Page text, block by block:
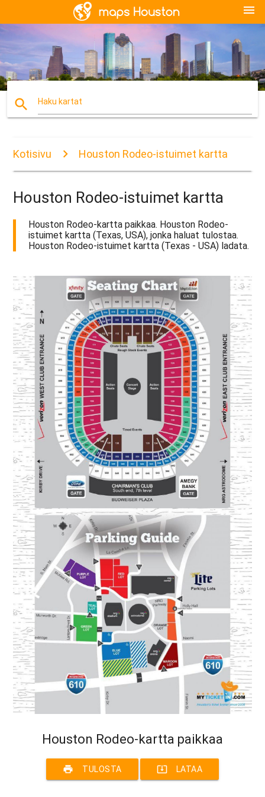
menu
search Haku kartat
Kotisivu Houston Rodeo-istuimet kartta
Houston Rodeo-istuimet kartta
Houston Rodeo-kartta paikkaa. Houston Rodeo-
istuimet kartta (Texas, USA), jonka haluat tulostaa.
Houston Rodeo-istuimet kartta (Texas - USA) ladata.
Houston Rodeo-kartta paikkaa
print TULOSTA system_update_alt LATAA